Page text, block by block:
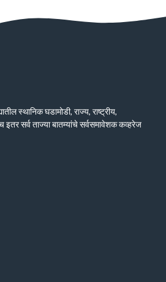
स्थानिक घडामोडी, राज्य, राष्ट्रीय,
सर्व ताज्या बातम्यांचे सर्वसमावेशक कव्हरेज